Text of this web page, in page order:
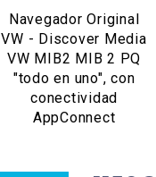
Navegador Original
VW - Discover Media
VW MIB2 MIB 2 PQ
"todo en uno", con
conectividad
AppConnect